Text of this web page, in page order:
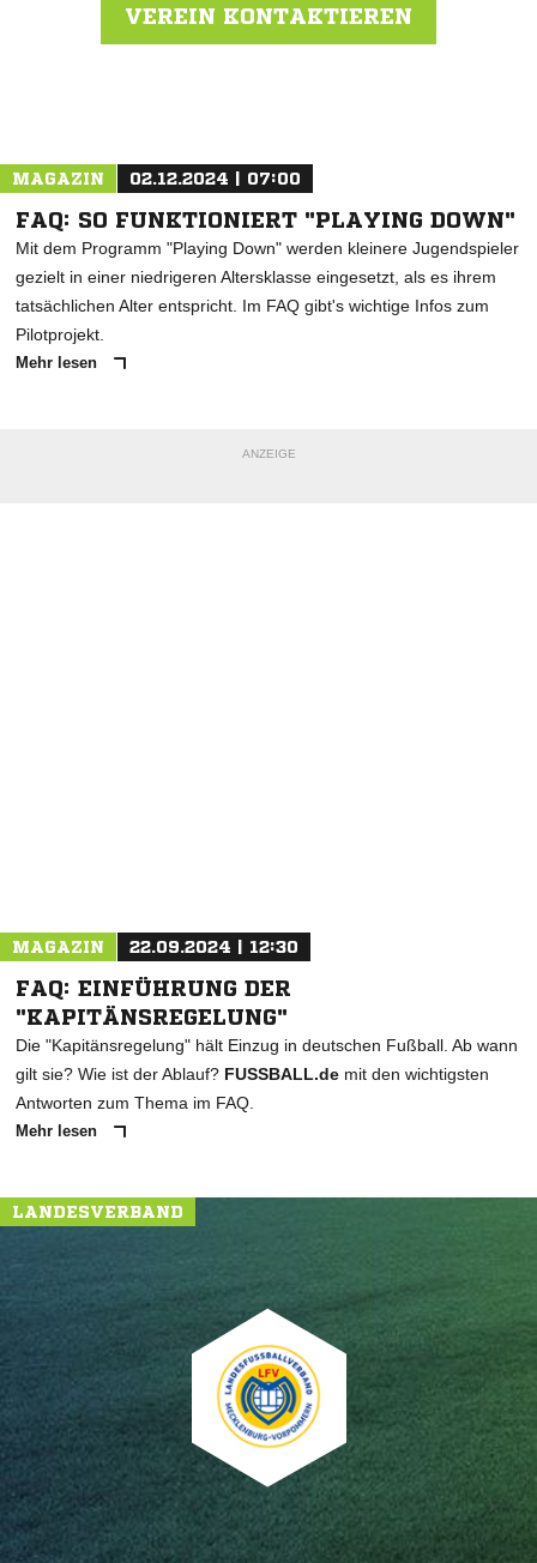
VEREIN KONTAKTIEREN
MAGAZIN 02.12.2024 | 07:00
FAQ: SO FUNKTIONIERT "PLAYING DOWN"
Mit dem Programm "Playing Down" werden kleinere Jugendspieler
gezielt in einer niedrigeren Altersklasse eingesetzt, als es ihrem
tatsächlichen Alter entspricht. Im FAQ gibt's wichtige Infos zum
Pilotprojekt.
Mehr lesen
ANZEIGE
MAGAZIN 22.09.2024 | 12:30
FAQ: EINFÜHRUNG DER
"KAPITÄNSREGELUNG"
Die "Kapitänsregelung" hält Einzug in deutschen Fußball. Ab wann
gilt sie? Wie ist der Ablauf? FUSSBALL.de mit den wichtigsten
Antworten zum Thema im FAQ.
Mehr lesen
LANDESVERBAND